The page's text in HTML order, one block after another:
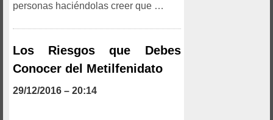
personas haciéndolas creer que …
Los Riesgos que Debes
Conocer del Metilfenidato
29/12/2016 – 20:14